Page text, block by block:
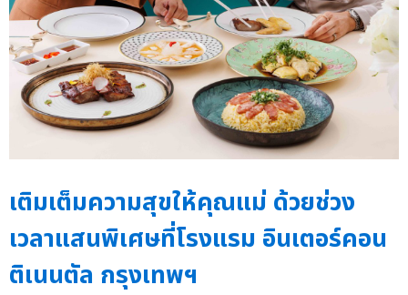
เติมเต็มความสุขให้คุณแม่ ด้วยช่วง
เวลาแสนพิเศษที่โรงแรม อินเตอร์คอน
ติเนนตัล กรุงเทพฯ